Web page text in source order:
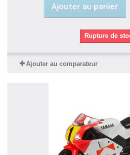
Ajouter au panier
Rupture de
Ajouter au comparateur